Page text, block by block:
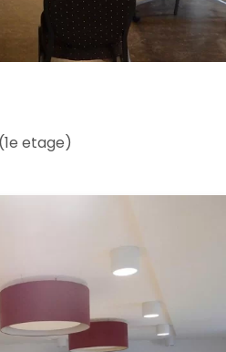
etage)